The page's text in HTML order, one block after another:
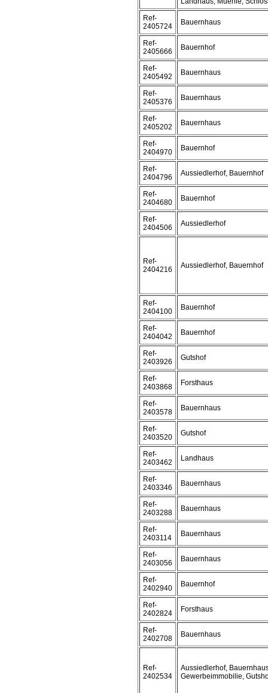
Ref-
2405724
Bauernhaus
Ref-
2405666
Bauernhof
Ref-
2405492
Bauernhaus
Ref-
2405376
Bauernhaus
Ref-
2405202
Bauernhaus
Ref-
2404970
Bauernhof
Ref-
2404796
Aussiedlerhof, Bauernhof
Ref-
2404680
Bauernhof
Ref-
2404506
Aussiedlerhof
Ref-
2404216
Aussiedlerhof, Bauernhof
Ref-
2404100
Bauernhof
Ref-
2404042
Bauernhof
Ref-
2403926
Gutshof
Ref-
2403868
Forsthaus
Ref-
2403578
Bauernhaus
Ref-
2403520
Gutshof
Ref-
2403462
Landhaus
Ref-
2403346
Bauernhaus
Ref-
2403288
Bauernhaus
Ref-
2403114
Bauernhaus
Ref-
2403056
Bauernhaus
Ref-
2402940
Bauernhof
Ref-
2402824
Forsthaus
Ref-
2402708
Bauernhaus
Ref-
2402534
Aussiedlerhof,
Gewerbeimmobilie,